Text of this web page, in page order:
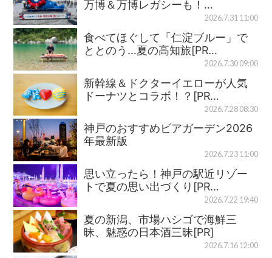
万博＆万博レガシーも！…
2026.7.31 11:00
食べてほぐして「仁淀ブルー」で
ととのう…夏の高知旅[PR…
2026.7.30 09:00
新幹線＆ドクターイエローが人気
ドーナツとコラボ！？[PR…
2026.7.28 08:30
神戸のおすすめビアガーデン2026
年最新版
2026.7.23 11:00
思い立ったら！神戸の駅近リゾー
トで夏の思い出づくり[PR…
2026.7.22 19:40
夏の新潟、市場ハシゴで海鮮三
昧、魅惑の日本酒三昧[PR]
2026.7.16 12:00